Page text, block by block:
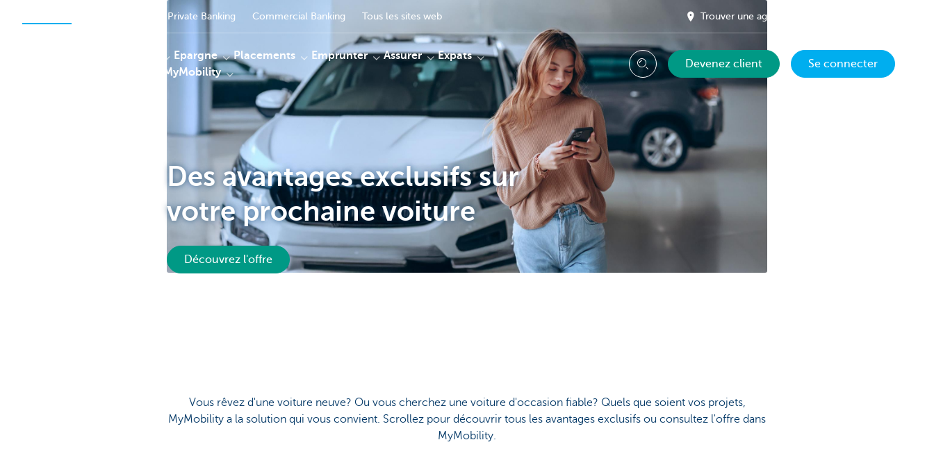
Private Banking Commercial Banking Tous les sites web Trouver une agence près de chez vous
Epargne Placements Emprunter Assurer
Expats
MyHome & MyMobility
ChercherDevenez client Se connecter
Des avantages exclusifs sur
votre prochaine voiture
Découvrez l'offre
Vous rêvez d'une voiture neuve? Ou vous cherchez une voiture d'occasion fiable? Quels que soient vos projets,
MyMobility a la solution qui vous convient. Scrollez pour découvrir tous les avantages exclusifs ou consultez l'offre dans
MyMobility.